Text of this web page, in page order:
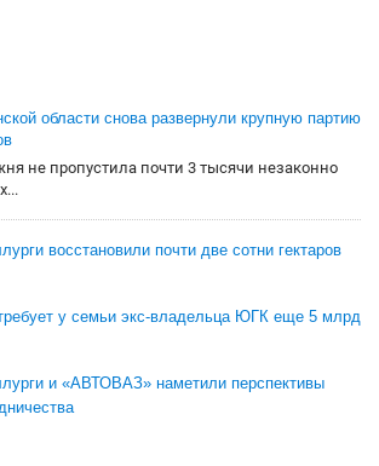
области снова развернули крупную партию
не пропустила почти 3 тысячи незаконно
восстановили почти две сотни гектаров
требует у семьи экс-владельца ЮГК еще 5 млрд
и «АВТОВАЗ» наметили перспективы